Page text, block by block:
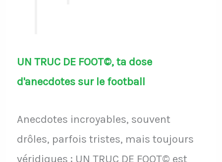
UN TRUC DE FOOT©, ta dose
d'anecdotes sur le football
Anecdotes incroyables, souvent
drôles, parfois tristes, mais toujours
véridiques : UN TRUC DE FOOT© est